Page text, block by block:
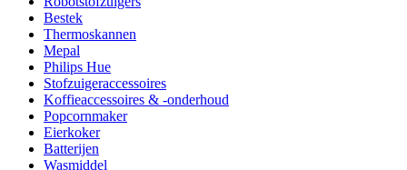
Bestek
Thermoskannen
Mepal
Philips Hue
Stofzuigeraccessoires
Koffieaccessoires & -onderhoud
Popcornmaker
Eierkoker
Batterijen
Wasmiddel